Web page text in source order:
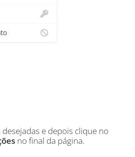
e depois clique no
no final da página.